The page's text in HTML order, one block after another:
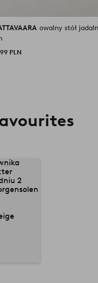
owalny stół
PLN